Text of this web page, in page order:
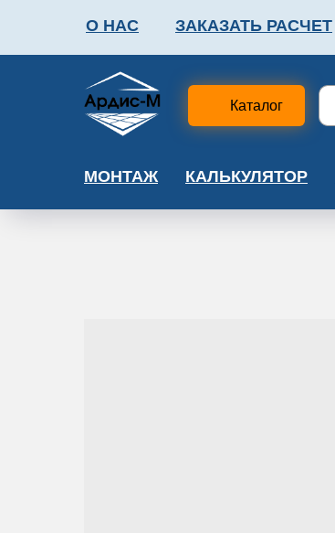
О НАС ЗАКАЗАТЬ РАСЧЕТ
ФАЛЬШПОЛ
Каталог
МОНТАЖ КАЛЬКУЛЯТОР